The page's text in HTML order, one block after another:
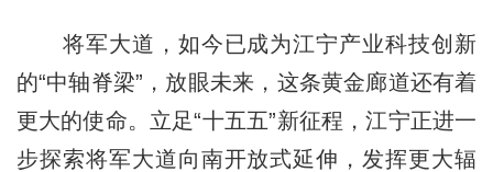
将军大道，如今已成为江宁产业科技创新
的“中轴脊梁”，放眼未来，这条黄金廊道还有着
更大的使命。立足“十五五”新征程，江宁正进一
步探索将军大道向南开放式延伸，发挥更大辐